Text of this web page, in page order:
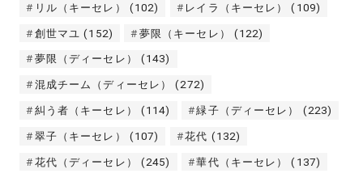
リル（キーセレ） (102) レイラ（キーセレ） (109)
創世マユ (152) 夢限（キーセレ） (122)
夢限（ディーセレ） (143)
混成チーム（ディーセレ） (272)
糾う者（キーセレ） (114) 緑子（ディーセレ） (223)
翠子（キーセレ） (107) 花代 (132)
花代（ディーセレ） (245) 華代（キーセレ） (137)